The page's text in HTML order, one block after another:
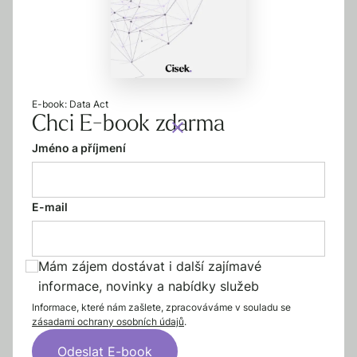
E-book: Data Act
Chci E-book zdarma
Jméno a příjmení
E-mail
Mám zájem dostávat i další zajímavé
informace, novinky a nabídky služeb
Informace, které nám zašlete, zpracováváme v souladu se
zásadami ochrany osobních údajů.
5 minut čtení
Jak zvolit formu podnikání?
Při rozhodování, jakou právní formu pro své